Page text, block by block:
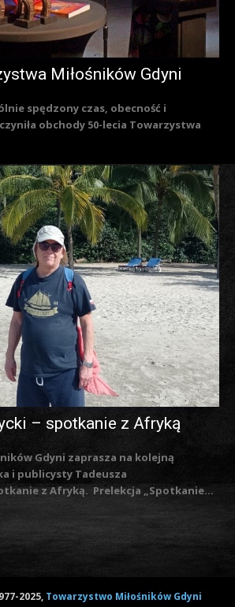
Miłośników Gdyni
spędzony czas, obecność i
obchody 50-lecia Towarzystwa
– spotkanie z Afryką
Gdyni zaprasza na kolejną
i publicysty Tadeusza
Zarzyckiego pt. Spotkanie z Afryką. Prelekcja „Spotkanie...
2025, Towarzystwo Miłośników Gdyni